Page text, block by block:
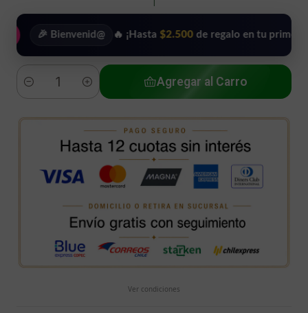
🎉 Bienvenid@ 🔥 ¡Hasta$2.500de regalo en tu primera
Cantidad
Agregar al Carro
Ver condiciones